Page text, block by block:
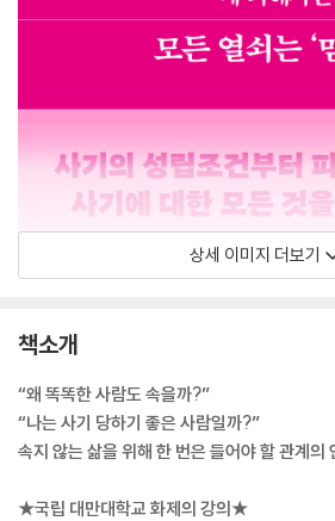
상세 이미지 더보기
책소개
“왜 똑똑한 사람도 속을까?”
“나는 사기 당하기 좋은 사람일까?”
속지 않는 삶을 위해 한 번은 들어야 할 관계의
★국립 대만대학교 화제의 강의★